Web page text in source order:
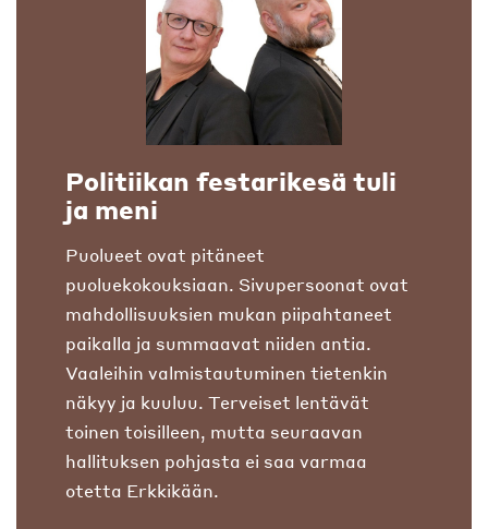
Politiikan festarikesä tuli
ja meni
Puolueet ovat pitäneet
puoluekokouksiaan. Sivupersoonat ovat
mahdollisuuksien mukan piipahtaneet
paikalla ja summaavat niiden antia.
Vaaleihin valmistautuminen tietenkin
näkyy ja kuuluu. Terveiset lentävät
toinen toisilleen, mutta seuraavan
hallituksen pohjasta ei saa varmaa
otetta Erkkikään.